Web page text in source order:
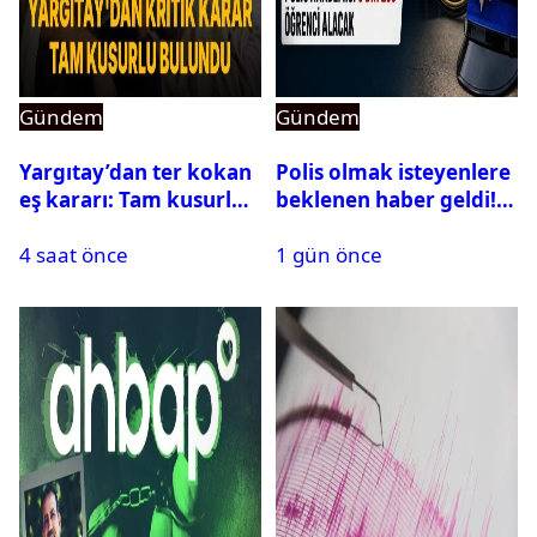
Gündem
Yargıtay’dan ter kokan
eş kararı: Tam kusurlu
4 saat önce
Gündem
Polis olmak isteyenlere
beklenen haber geldi!
1 gün önce